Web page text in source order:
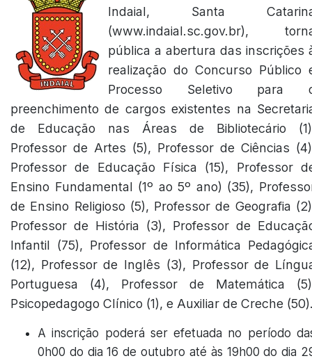
Indaial, Santa
(www.indaial.sc.gov.br),
pública a abertura das inscrições
realização do Concurso Público
Processo Seletivo para
preenchimento de cargos existentes na
de Educação nas Áreas de Bibliotecário
Professor de Artes (5), Professor de Ciências
Professor de Educação Física (15), Professor
Ensino Fundamental (1º ao 5º ano) (35),
de Ensino Religioso (5), Professor de Geografia
Professor de História (3), Professor de
Infantil (75), Professor de Informática
(12), Professor de Inglês (3), Professor de
Portuguesa (4), Professor de Matemática
Psicopedagogo Clínico (1), e Auxiliar de Creche
A inscrição poderá ser efetuada no período
0h00 do dia 16 de outubro até às 19h00 do dia